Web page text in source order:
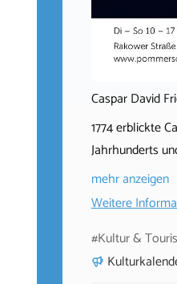
Caspar David
1774 erblickte
Jahrhunderts
mehr anzeigen
Weitere
#Kultur &